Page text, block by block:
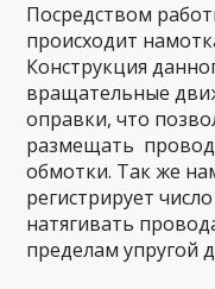
Посредством
происходит
Конструкция
вращательные
оправки, что
размещать провод
обмотки. Так же
регистрирует
натягивать
пределам упругой